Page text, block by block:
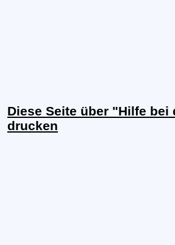
Diese Seite über "Hilfe
drucken